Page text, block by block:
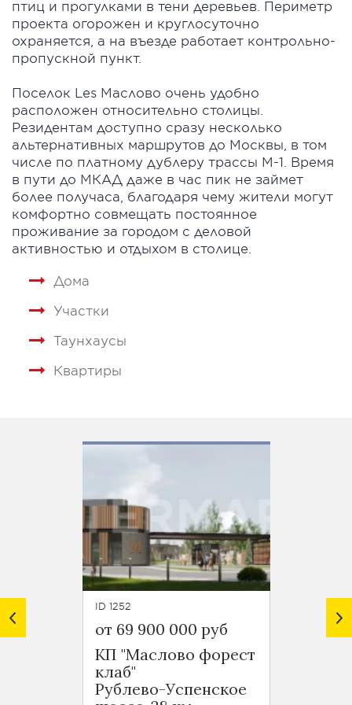
птиц и прогулками в тени деревьев. Периметр
проекта огорожен и круглосуточно
охраняется, а на въезде работает контрольно-
пропускной пункт.
Поселок Les Маслово очень удобно
расположен относительно столицы.
Резидентам доступно сразу несколько
альтернативных маршрутов до Москвы, в том
числе по платному дублеру трассы М-1. Время
в пути до МКАД даже в час пик не займет
более получаса, благодаря чему жители могут
комфортно совмещать постоянное
проживание за городом с деловой
активностью и отдыхом в столице.
Дома
Участки
Таунхаусы
Квартиры
ID 1252
от 69 900 000 руб
КП "Маслово форест
клаб"
Рублево-Успенское
от